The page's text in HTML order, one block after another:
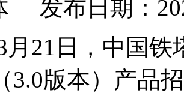
发布日期：
月21日，中国铁
3.0版本）产品